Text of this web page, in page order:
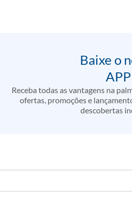
Baixe o
APP
Receba todas as vantagens na
ofertas, promoções e
descobertas